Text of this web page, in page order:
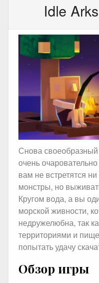
Idle
Снова своеобразный
очень
вам не встретятся
монстры, но
Кругом вода, а вы
морской живности,
недружелюбна, так
территориями и
попытать удачу
Обзор игры